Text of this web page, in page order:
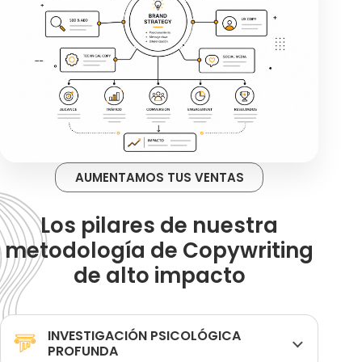
AUMENTAMOS TUS VENTAS
Los pilares de nuestra
metodología de Copywriting
de alto impacto
INVESTIGACIÓN PSICOLÓGICA
PROFUNDA